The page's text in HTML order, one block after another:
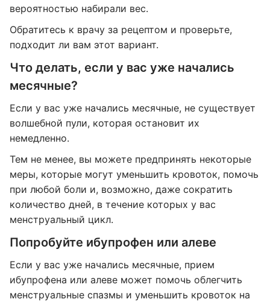
вероятностью набирали вес.
Обратитесь к врачу за рецептом и проверьте,
подходит ли вам этот вариант.
Что делать, если у вас уже начались
месячные?
Если у вас уже начались месячные, не существует
волшебной пули, которая остановит их
немедленно.
Тем не менее, вы можете предпринять некоторые
меры, которые могут уменьшить кровоток, помочь
при любой боли и, возможно, даже сократить
количество дней, в течение которых у вас
менструальный цикл.
Попробуйте ибупрофен или алеве
Если у вас уже начались месячные, прием
ибупрофена или алеве может помочь облегчить
менструальные спазмы и уменьшить кровоток на